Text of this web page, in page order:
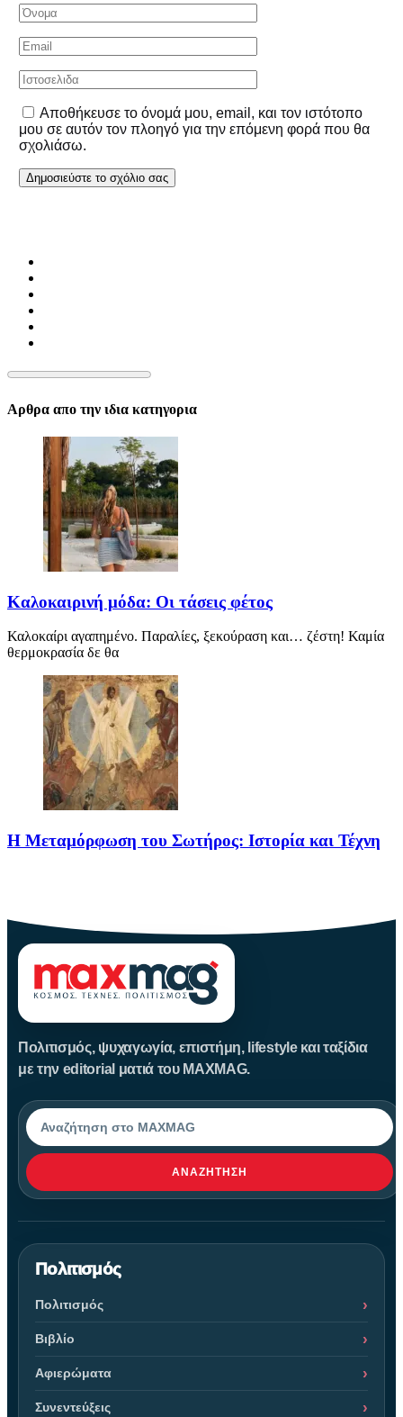
Αποθήκευσε το όνομά μου, email, και τον ιστότοπο
μου σε αυτόν τον πλοηγό για την επόμενη φορά που θα
σχολιάσω.
Αρθρα απο την ιδια κατηγορια
Καλοκαιρινή μόδα: Οι τάσεις φέτος
Καλοκαίρι αγαπημένο. Παραλίες, ξεκούραση και… ζέστη! Καμία
θερμοκρασία δε θα
Η Μεταμόρφωση του Σωτήρος: Ιστορία και Τέχνη
Πολιτισμός, ψυχαγωγία, επιστήμη, lifestyle και ταξίδια
με την editorial ματιά του MAXMAG.
Αναζήτηση
ΑΝΑΖΉΤΗΣΗ
Πολιτισμός
Πολιτισμός
Βιβλίο
Αφιερώματα
Συνεντεύξεις